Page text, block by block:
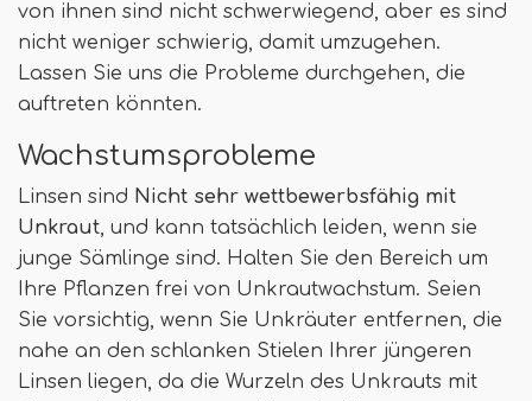
von ihnen sind nicht schwerwiegend, aber es sind
nicht weniger schwierig, damit umzugehen.
Lassen Sie uns die Probleme durchgehen, die
auftreten könnten.
Wachstumsprobleme
Linsen sind Nicht sehr wettbewerbsfähig mit
Unkraut, und kann tatsächlich leiden, wenn sie
junge Sämlinge sind. Halten Sie den Bereich um
Ihre Pflanzen frei von Unkrautwachstum. Seien
Sie vorsichtig, wenn Sie Unkräuter entfernen, die
nahe an den schlanken Stielen Ihrer jüngeren
Linsen liegen, da die Wurzeln des Unkrauts mit